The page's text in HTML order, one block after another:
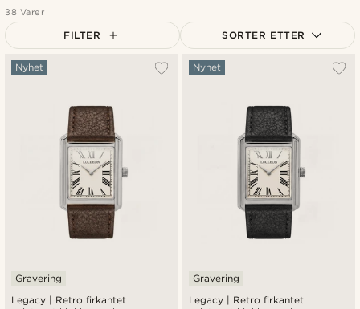
38 Varer
FILTER SORTER ETTER
Mest populært
Laveste pris
Høyeste pris
Legacy | Retro firkantet
Nyhet
Gravering
Legacy | Retro firkantet
Nyhet
Gravering